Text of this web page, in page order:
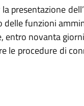
presentazione
delle funzioni
entro novanta
le procedure di